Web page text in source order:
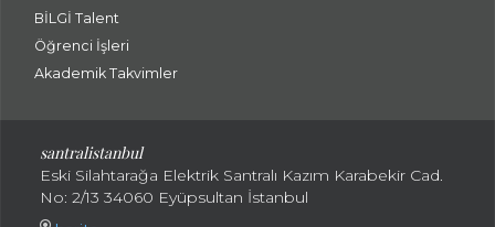
BİLGİ Talent
Öğrenci İşleri
Akademik Takvimler
santralistanbul
Eski Silahtarağa Elektrik Santralı Kazım Karabekir Cad.
No: 2/13 34060 Eyüpsultan İstanbul